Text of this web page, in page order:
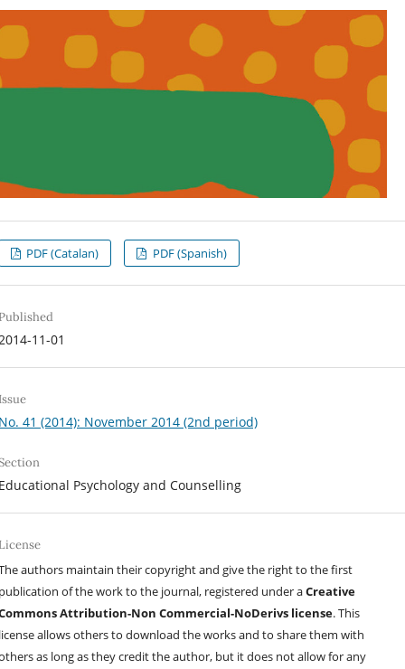
PDF (Catalan) PDF (Spanish)
11-01
41 (2014): November 2014 (2nd period)
Psychology and Counselling
authors maintain their copyright and give the right to the first
of the work to the journal, registered under aCreative
Attribution-Non Commercial-NoDerivs license. This
allows others to download the works and to share them with
as long as they credit the author, but it does not allow for any